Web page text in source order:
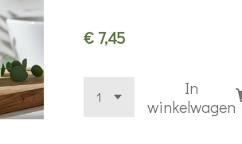
€ 7,45
In
winkelwagen